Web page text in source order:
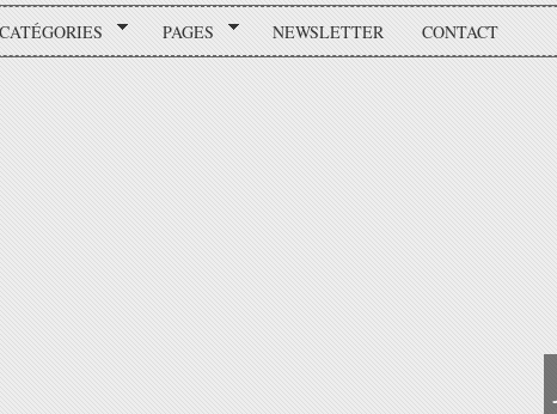
CATÉGORIES PAGES NEWSLETTER CONTACT